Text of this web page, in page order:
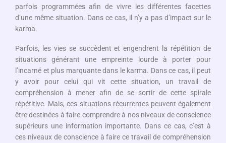
parfois programmées afin de vivre les différentes facettes
d’une même situation. Dans ce cas, il n’y a pas d’impact sur le
karma.
Parfois, les vies se succèdent et engendrent la répétition de
situations générant une empreinte lourde à porter pour
l’incarné et plus marquante dans le karma. Dans ce cas, il peut
y avoir pour celui qui vit cette situation, un travail de
compréhension à mener afin de se sortir de cette spirale
répétitive. Mais, ces situations récurrentes peuvent également
être destinées à faire comprendre à nos niveaux de conscience
supérieurs une information importante. Dans ce cas, c’est à
ces niveaux de conscience à faire ce travail de compréhension